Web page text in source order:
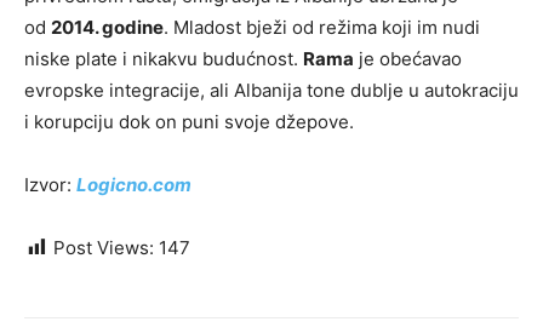
od 2014. godine. Mladost bježi od režima koji im nudi
niske plate i nikakvu budućnost. Rama je obećavao
evropske integracije, ali Albanija tone dublje u autokraciju
i korupciju dok on puni svoje džepove.
Izvor: Logicno.com
Post Views: 147